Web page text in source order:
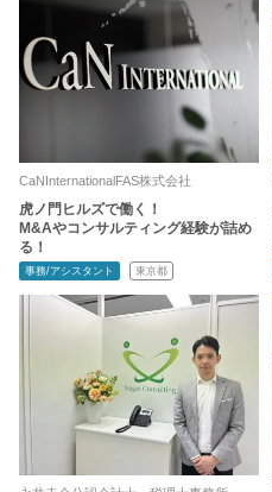
CaNInternationalFAS株式会社
虎ノ門ヒルズで働く！
M&Aやコンサルティング経験が詰め
る！
事務/アシスタント 東京都